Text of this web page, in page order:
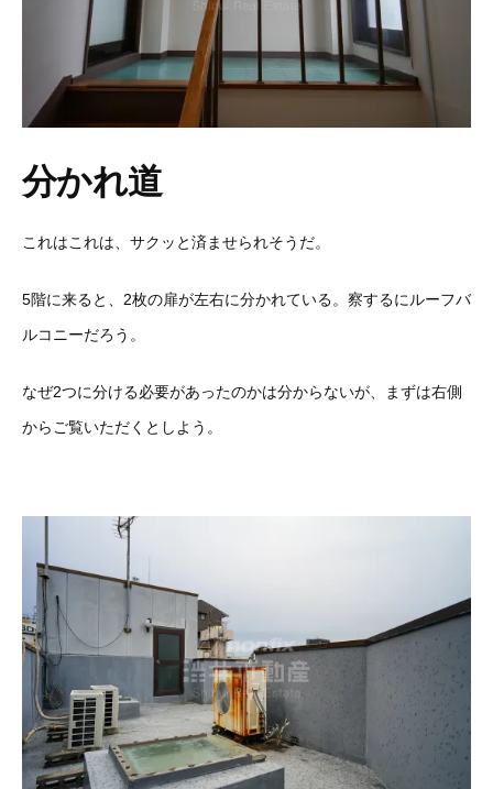
分かれ道
これはこれは、サクッと済ませられそうだ。
5階に来ると、2枚の扉が左右に分かれている。察するにルーフバ
ルコニーだろう。
なぜ2つに分ける必要があったのかは分からないが、まずは右側
からご覧いただくとしよう。